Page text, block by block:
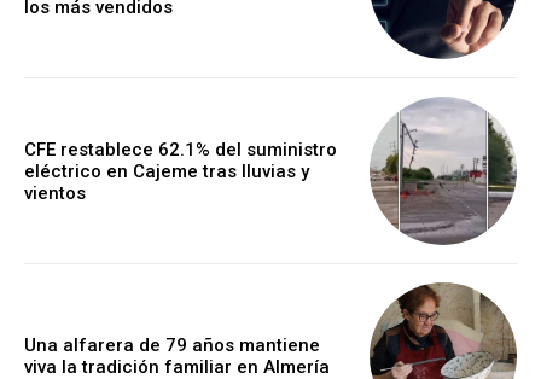
los más vendidos
CFE restablece 62.1% del suministro
eléctrico en Cajeme tras lluvias y
vientos
Una alfarera de 79 años mantiene
viva la tradición familiar en Almería